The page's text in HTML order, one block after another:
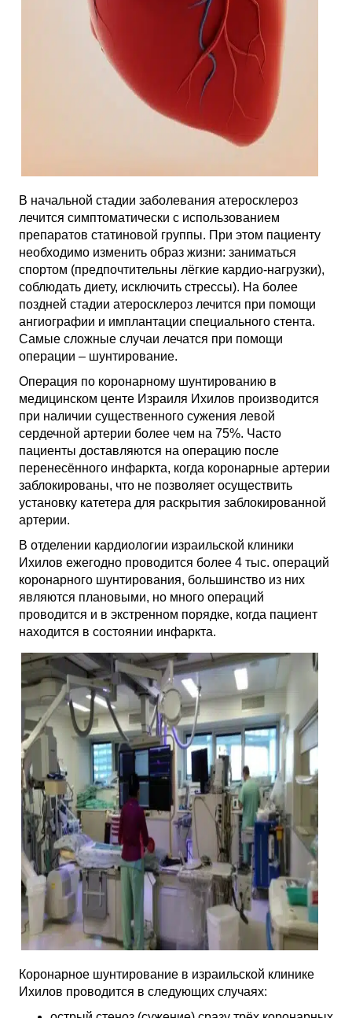
В начальной стадии заболевания атеросклероз
лечится симптоматически с использованием
препаратов статиновой группы. При этом пациенту
необходимо изменить образ жизни: заниматься
спортом (предпочтительны лёгкие кардио-нагрузки),
соблюдать диету, исключить стрессы). На более
поздней стадии атеросклероз лечится при помощи
ангиографии и имплантации специального стента.
Самые сложные случаи лечатся при помощи
операции – шунтирование.
Операция по коронарному шунтированию в
медицинском центе Израиля Ихилов производится
при наличии существенного сужения левой
сердечной артерии более чем на 75%. Часто
пациенты доставляются на операцию после
перенесённого инфаркта, когда коронарные артерии
заблокированы, что не позволяет осуществить
установку катетера для раскрытия заблокированной
артерии.
В отделении кардиологии израильской клиники
Ихилов ежегодно проводится более 4 тыс. операций
коронарного шунтирования, большинство из них
являются плановыми, но много операций
проводится и в экстренном порядке, когда пациент
находится в состоянии инфаркта.
Коронарное шунтирование в израильской клинике
Ихилов проводится в следующих случаях: